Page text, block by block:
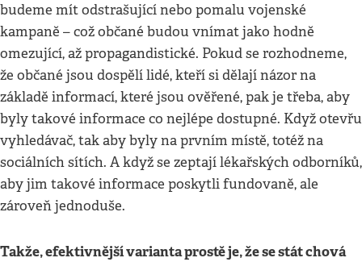
budeme mít odstrašující nebo pomalu vojenské
kampaně – což občané budou vnímat jako hodně
omezující, až propagandistické. Pokud se rozhodneme,
že občané jsou dospělí lidé, kteří si dělají názor na
základě informací, které jsou ověřené, pak je třeba, aby
byly takové informace co nejlépe dostupné. Když otevřu
vyhledávač, tak aby byly na prvním místě, totéž na
sociálních sítích. A když se zeptají lékařských odborníků,
aby jim takové informace poskytli fundovaně, ale
zároveň jednoduše.
Takže, efektivnější varianta prostě je, že se stát chová